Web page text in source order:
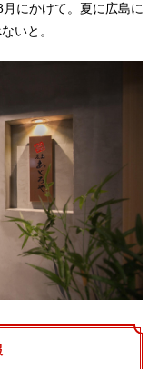
にかけて。夏に広島に
いと。